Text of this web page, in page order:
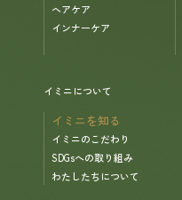
ヘアケア
インナーケア
イミニについて
イミニを知る
イミニのこだわり
SDGsへの取り組み
わたしたちについて